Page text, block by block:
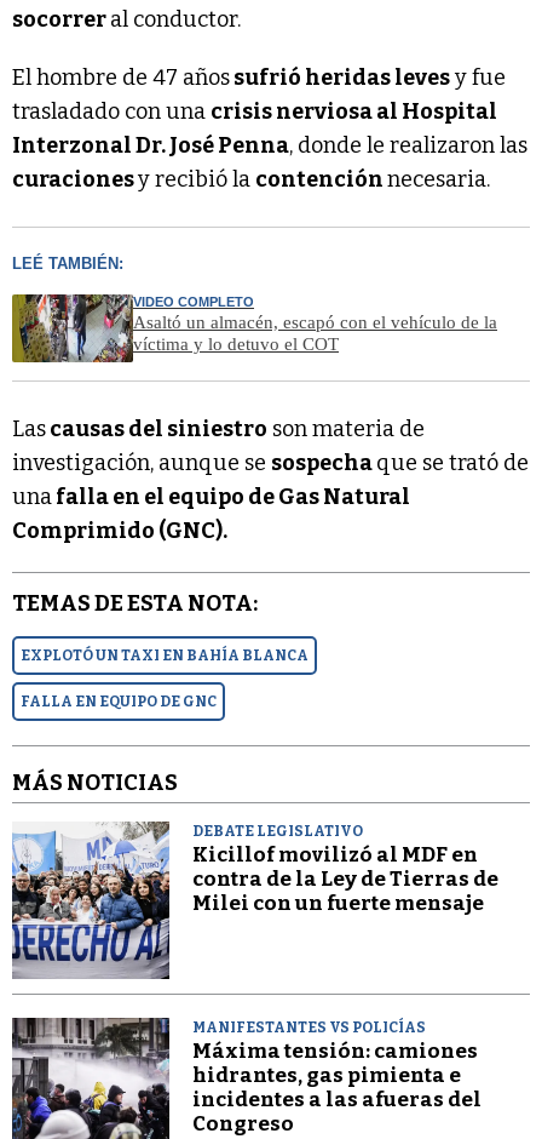
socorreral conductor.
El hombre de 47 añossufrió heridas levesy fue
trasladado con una crisis nerviosa al Hospital
Interzonal Dr. José Penna, donde le realizaron las
curacionesy recibió la contenciónnecesaria.
LEÉ TAMBIÉN:
VIDEO COMPLETO
Asaltó un almacén, escapó con el vehículo de la
víctima y lo detuvo el COT
Lascausas del siniestro son materia de
investigación, aunque se sospechaque se trató de
unafalla en el equipo de Gas Natural
Comprimido (GNC).
TEMAS DE ESTA NOTA:
EXPLOTÓ UN TAXI EN BAHÍA BLANCA
FALLA EN EQUIPO DE GNC
MÁS NOTICIAS
DEBATE LEGISLATIVO
Kicillof movilizó al MDF en
contra de la Ley de Tierras de
Milei con un fuerte mensaje
MANIFESTANTES VS POLICÍAS
Máxima tensión: camiones
hidrantes, gas pimienta e
incidentes a las afueras del
Congreso